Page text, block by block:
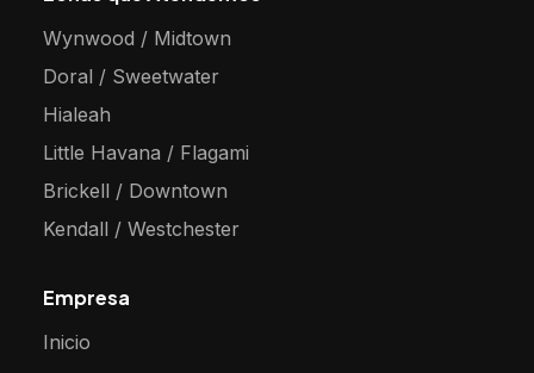
Wynwood / Midtown
Doral / Sweetwater
Hialeah
Little Havana / Flagami
Brickell / Downtown
Kendall / Westchester
Empresa
Inicio